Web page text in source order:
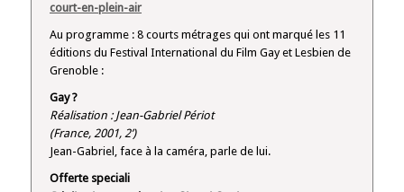
court-en-plein-air
Au programme : 8 courts métrages qui ont marqué les 11
éditions du Festival International du Film Gay et Lesbien de
Grenoble :
Gay ?
Réalisation : Jean-Gabriel Périot
(France, 2001, 2’)
Jean-Gabriel, face à la caméra, parle de lui.
Offerte speciali